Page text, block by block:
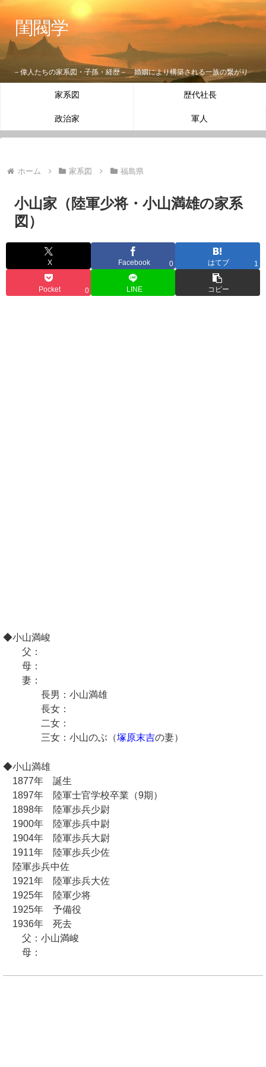
閨閥学
－偉人たちの家系図・子孫・経歴－ 婚姻により構築される一族の繋がり
家系図 歴代社長
政治家 軍人
ホーム 家系図 福島県
小山家（陸軍少将・小山満雄の家系
図）
X Facebook 0 はてブ 1
Pocket 0 LINE コピー
◆小山満峻
父：
母：
妻：
長男：小山満雄
長女：
二女：
三女：小山のぶ（塚原末吉の妻）
◆小山満雄
1877年 誕生
1897年 陸軍士官学校卒業（9期）
1898年 陸軍歩兵少尉
1900年 陸軍歩兵中尉
1904年 陸軍歩兵大尉
1911年 陸軍歩兵少佐
陸軍歩兵中佐
1921年 陸軍歩兵大佐
1925年 陸軍少将
1925年 予備役
1936年 死去
父：小山満峻
母：